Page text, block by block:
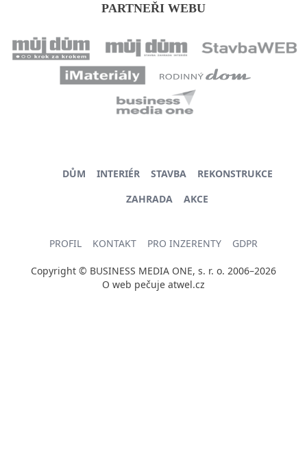
PARTNEŘI WEBU
DŮM INTERIÉR STAVBA
REKONSTRUKCE
ZAHRADA
AKCE
PROFIL KONTAKT PRO INZERENTY GDPR
Copyright © BUSINESS MEDIA ONE, s. r. o. 2006–2026